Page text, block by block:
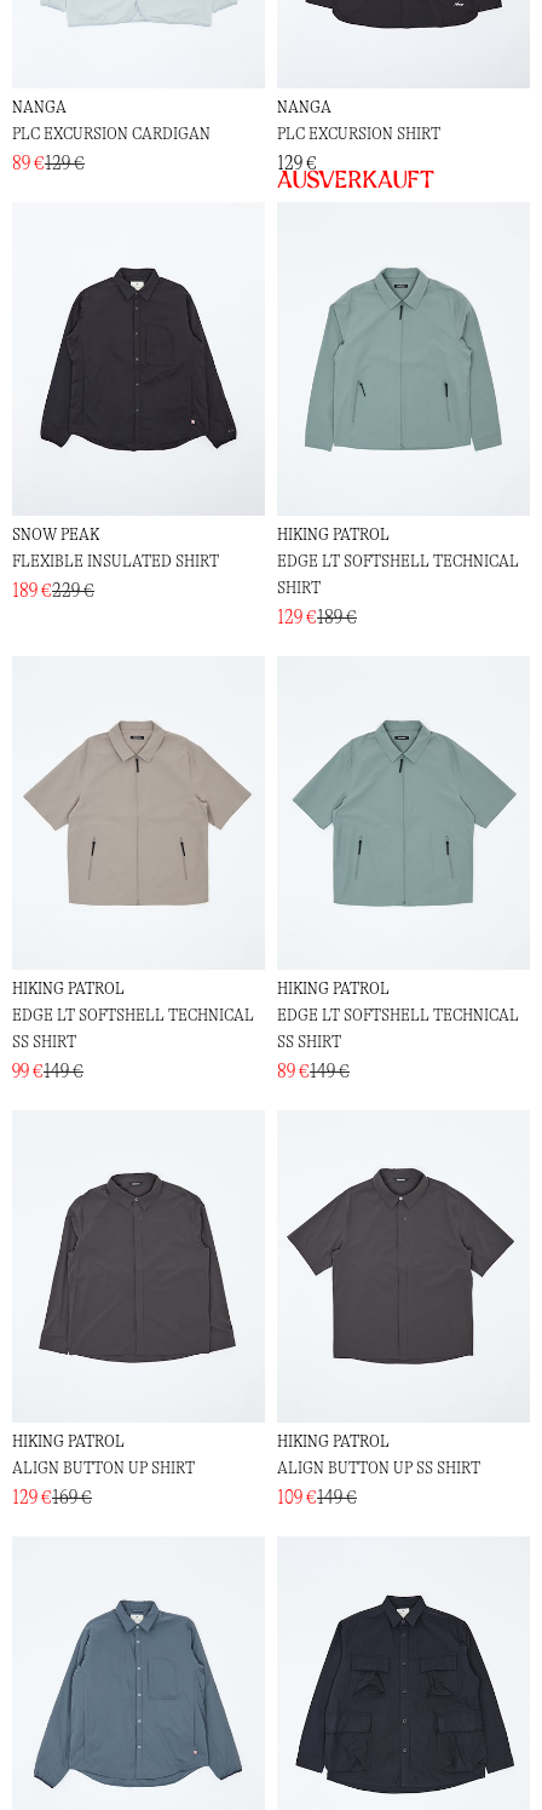
NANGA
PLC EXCURSION CARDIGAN
89 €129 €
NANGA
PLC EXCURSION SHIRT
129 €
Ausverkauft
SNOW PEAK
FLEXIBLE INSULATED SHIRT
189 €229 €
HIKING PATROL
EDGE LT SOFTSHELL TECHNICAL
SHIRT
129 €189 €
HIKING PATROL
EDGE LT SOFTSHELL TECHNICAL
SS SHIRT
99 €149 €
HIKING PATROL
EDGE LT SOFTSHELL TECHNICAL
SS SHIRT
89 €149 €
HIKING PATROL
ALIGN BUTTON UP SHIRT
129 €169 €
HIKING PATROL
ALIGN BUTTON UP SS SHIRT
109 €149 €